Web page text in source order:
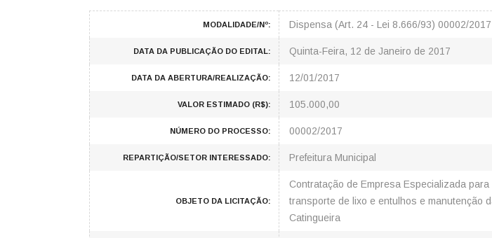
MODALIDADE/Nº: Dispensa (Art. 24 - Lei 8.666/93) 00002/2017
DATA DA PUBLICAÇÃO DO EDITAL: Quinta-Feira, 12 de Janeiro de 2017
DATA DA ABERTURA/REALIZAÇÃO: 12/01/2017
VALOR ESTIMADO (R$): 105.000,00
NÚMERO DO PROCESSO: 00002/2017
REPARTIÇÃO/SETOR INTERESSADO: Prefeitura Municipal
OBJETO DA LICITAÇÃO:
Contratação de Empresa Especializada
transporte de lixo e entulhos e manutenção
Catingueira